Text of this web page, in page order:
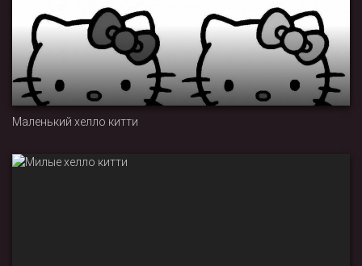
Маленький хелло китти